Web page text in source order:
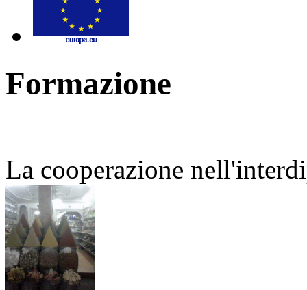
Formazione
La cooperazione